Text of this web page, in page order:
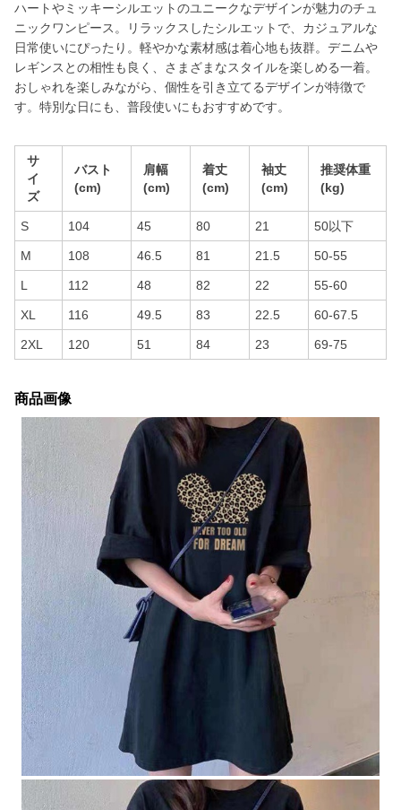
ハートやミッキーシルエットのユニークなデザインが魅力のチュ
ニックワンピース。リラックスしたシルエットで、カジュアルな
日常使いにぴったり。軽やかな素材感は着心地も抜群。デニムや
レギンスとの相性も良く、さまざまなスタイルを楽しめる一着。
おしゃれを楽しみながら、個性を引き立てるデザインが特徴で
す。特別な日にも、普段使いにもおすすめです。
サ
イ
ズ
バスト
(cm)
肩幅
(cm)
着丈
(cm)
袖丈
(cm)
推奨体重
(kg)
S 104 45 80 21 50以下
M 108 46.5 81 21.5 50-55
L 112 48 82 22 55-60
XL 116 49.5 83 22.5 60-67.5
2XL 120 51 84 23 69-75
商品画像